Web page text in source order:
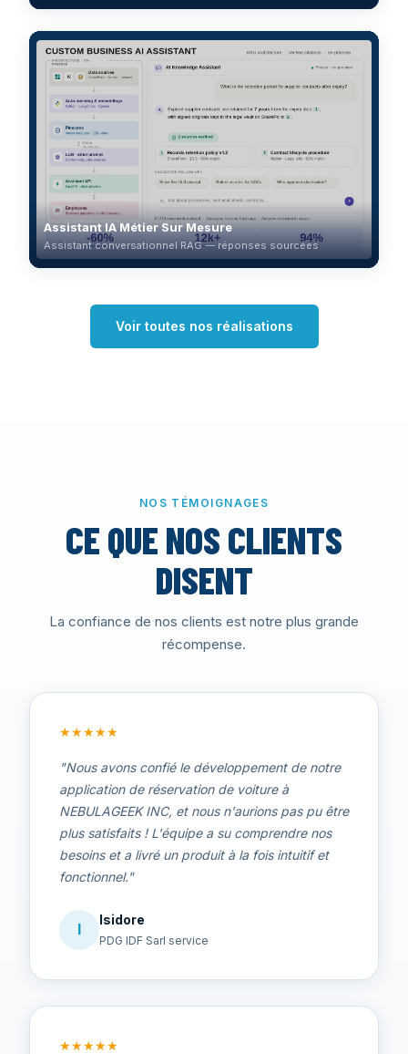
Assistant IA Métier Sur Mesure
Assistant conversationnel RAG — réponses sourcées
Voir toutes nos réalisations
NOS TÉMOIGNAGES
CE QUE NOS CLIENTS
DISENT
La confiance de nos clients est notre plus grande
récompense.
★★★★★
"Nous avons confié le développement de notre
application de réservation de voiture à
NEBULAGEEK INC, et nous n'aurions pas pu être
plus satisfaits ! L'équipe a su comprendre nos
besoins et a livré un produit à la fois intuitif et
fonctionnel."
I
Isidore
PDG IDF Sarl service
★★★★★